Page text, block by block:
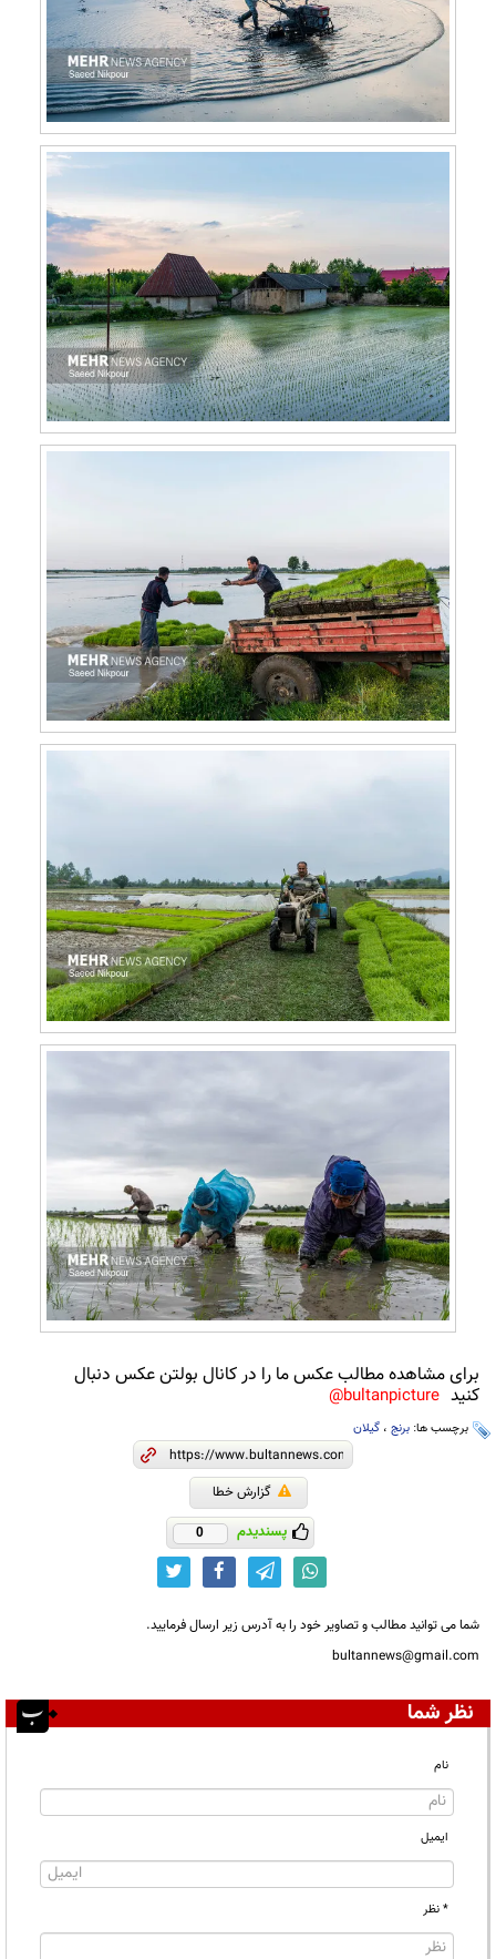
برای مشاهده مطالب عکس ما را در کانال بولتن عکس دنبال
کنید bultanpicture@
برچسب ها: برنج ، گیلان
گزارش خطا
پسندیدم 0
شما می توانید مطالب و تصاویر خود را به آدرس زیر ارسال فرمایید.
bultannews@gmail.com
نظر شما
نام
ایمیل
* نظر